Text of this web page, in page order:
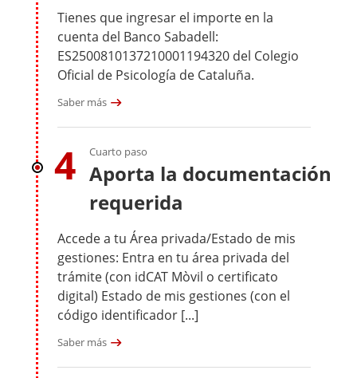
Tienes que ingresar el importe en la
cuenta del Banco Sabadell:
ES2500810137210001194320 del Colegio
Oficial de Psicología de Cataluña.
Saber más
4 Cuarto paso
Aporta la documentación
requerida
Accede a tu Área privada/Estado de mis
gestiones: Entra en tu área privada del
trámite (con idCAT Mòvil o certificato
digital) Estado de mis gestiones (con el
código identificador [...]
Saber más